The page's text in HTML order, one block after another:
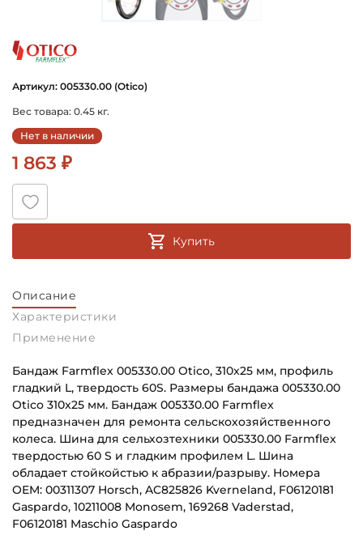
Артикул: 005330.00 (Otico)
Вес товара: 0.45 кг.
Нет в наличии
1 863 ₽
Купить
Описание
Характеристики
Применение
Бандаж Farmflex 005330.00 Otico, 310x25 мм, профиль
гладкий L, твердость 60S. Размеры бандажа 005330.00
Otico 310x25 мм. Бандаж 005330.00 Farmflex
предназначен для ремонта сельскохозяйственного
колеса. Шина для сельхозтехники 005330.00 Farmflex
твердостью 60 S и гладким профилем L. Шина
обладает стойкойстью к абразии/разрыву. Номера
OEM: 00311307 Horsch, AC825826 Kverneland, F06120181
Gaspardo, 10211008 Monosem, 169268 Vaderstad,
F06120181 Maschio Gaspardo